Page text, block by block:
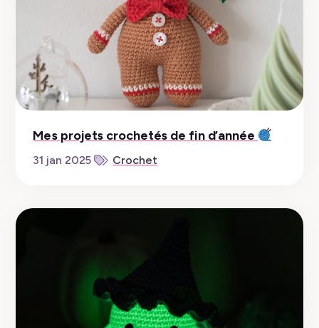
Mes projets crochetés de fin d’année
31 jan 2025 Crochet